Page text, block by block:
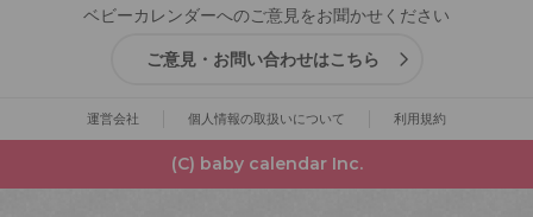
ベビーカレンダーへのご意見をお聞かせください
ご意見・お問い合わせはこちら
運営会社 個人情報の取扱いについて 利用規約
(C) baby calendar Inc.